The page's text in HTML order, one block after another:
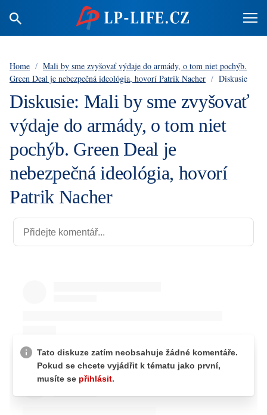
Home / Mali by sme zvyšovať výdaje do armády, o tom niet pochýb.
Green Deal je nebezpečná ideológia, hovorí Patrik Nacher / Diskusie
Diskusie: Mali by sme zvyšovať
výdaje do armády, o tom niet
pochýb. Green Deal je
nebezpečná ideológia, hovorí
Patrik Nacher